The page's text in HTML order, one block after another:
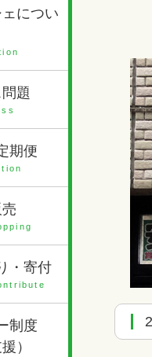
につい
題
期便
・寄付
制度
）